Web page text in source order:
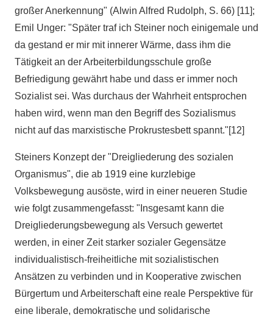
großer Anerkennung" (Alwin Alfred Rudolph, S. 66) [11];
Emil Unger: "Später traf ich Steiner noch einigemale und
da gestand er mir mit innerer Wärme, dass ihm die
Tätigkeit an der Arbeiterbildungsschule große
Befriedigung gewährt habe und dass er immer noch
Sozialist sei. Was durchaus der Wahrheit entsprochen
haben wird, wenn man den Begriff des Sozialismus
nicht auf das marxistische Prokrustesbett spannt."[12]
Steiners Konzept der "Dreigliederung des sozialen
Organismus", die ab 1919 eine kurzlebige
Volksbewegung ausöste, wird in einer neueren Studie
wie folgt zusammengefasst: "Insgesamt kann die
Dreigliederungsbewegung als Versuch gewertet
werden, in einer Zeit starker sozialer Gegensätze
individualistisch-freiheitliche mit sozialistischen
Ansätzen zu verbinden und in Kooperative zwischen
Bürgertum und Arbeiterschaft eine reale Perspektive für
eine liberale, demokratische und solidarische